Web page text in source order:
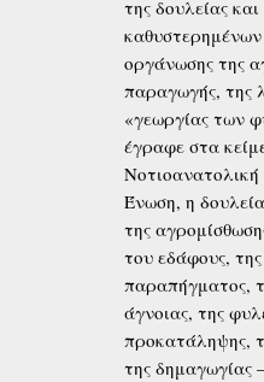
της δουλείας
οργάνωσης της
παραγωγής, της
«γεωργίας των
έγραφε στα
Ένωση, η
της
του εδάφους,
παραπήγματος,
άγνοιας, της
προκατάληψης,
της δημαγωγίας